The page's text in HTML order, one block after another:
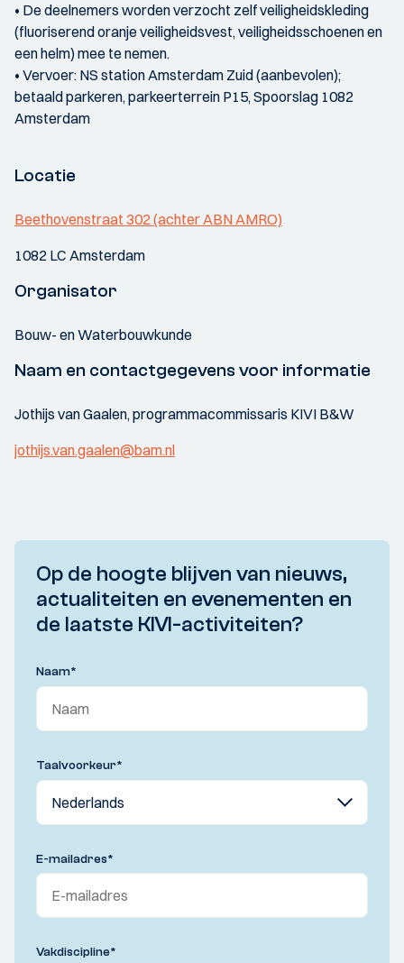
• De deelnemers worden verzocht zelf veiligheidskleding
(fluoriserend oranje veiligheidsvest, veiligheidsschoenen en
een helm) mee te nemen.
• Vervoer: NS station Amsterdam Zuid (aanbevolen);
betaald parkeren, parkeerterrein P15, Spoorslag 1082
Amsterdam
Locatie
Beethovenstraat 302 (achter ABN AMRO)
1082 LC Amsterdam
Organisator
Bouw- en Waterbouwkunde
Naam en contactgegevens voor informatie
Jothijs van Gaalen, programmacommissaris KIVI B&W
jothijs.van.gaalen@bam.nl
Op de hoogte blijven van nieuws,
actualiteiten en evenementen en
de laatste KIVI-activiteiten?
Naam*
Taalvoorkeur*
E-mailadres*
Vakdiscipline*